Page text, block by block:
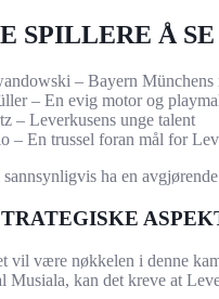
SPILLERE Å
– Bayern Münchens
– En evig motor og
– Leverkusens unge talent
– En trussel foran mål for
ha en
vil være nøkkelen i denne
Musiala, kan det kreve at